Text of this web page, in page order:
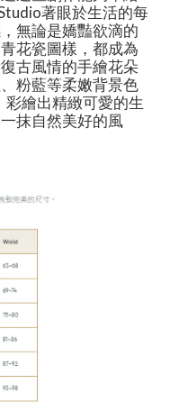
著眼於生活的每
無論是嬌豔欲滴的
花瓷圖樣，都成為
古風情的手繪花朵
粉藍等柔嫩背景色
繪出精緻可愛的生
抹自然美好的風